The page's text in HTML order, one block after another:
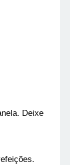
Deixe